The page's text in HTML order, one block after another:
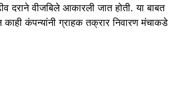
दराने वीजबिले आकारली जात होती. या बाबत
कंपन्यांनी ग्राहक तक्रार निवारण मंचाकडे